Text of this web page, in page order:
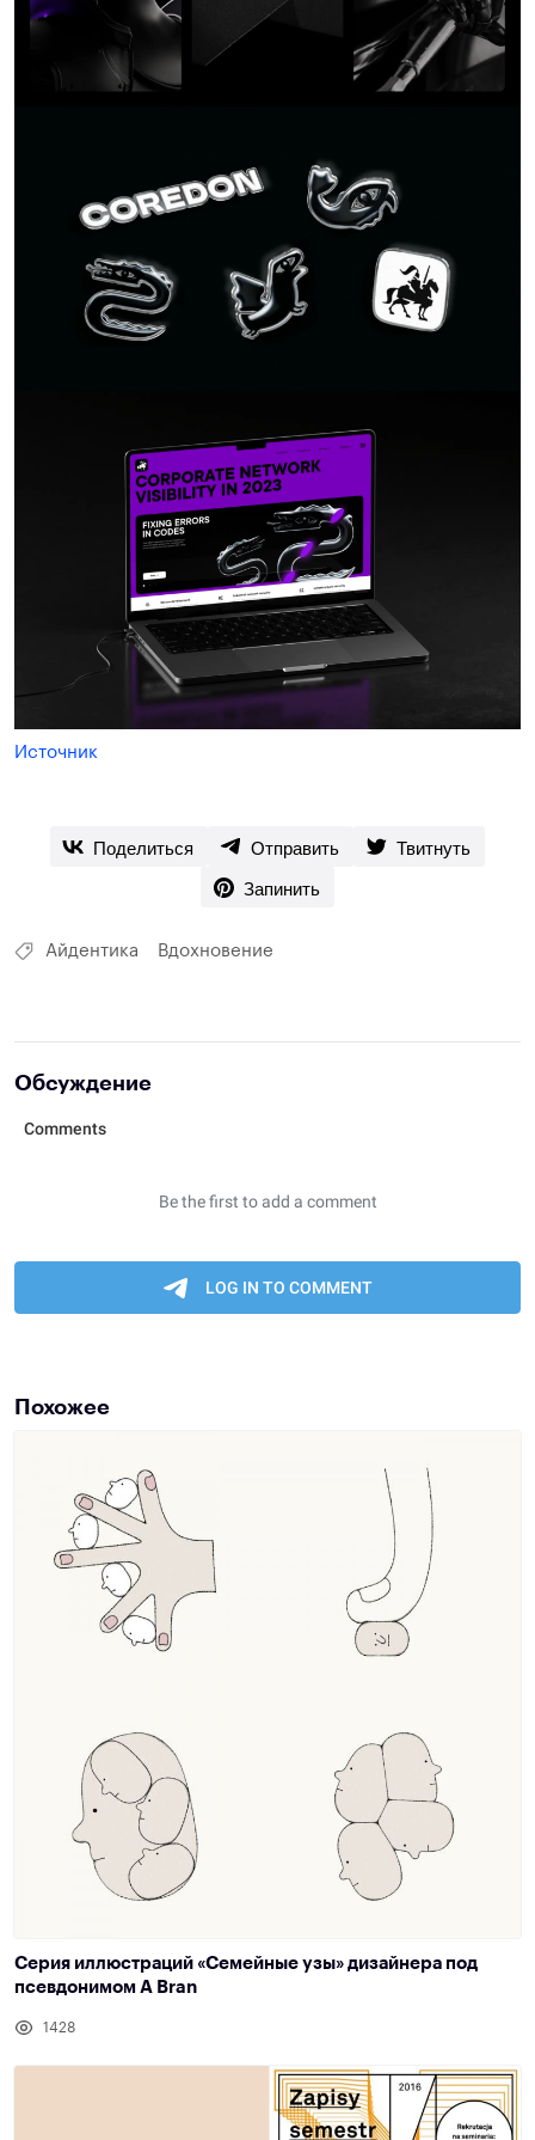
Источник
Поделиться Отправить
Твитнуть
Запинить
Айдентика Вдохновение
Обсуждение
Похожее
Серия иллюстраций «Семейные узы» дизайнера под
псевдонимом A Bran
1428